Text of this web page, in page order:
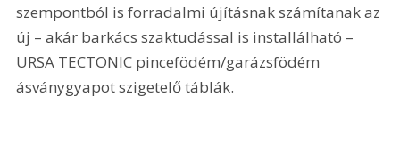
szempontból is forradalmi újításnak számítanak az
új – akár barkács szaktudással is installálható –
URSA TECTONIC pincefödém/garázsfödém
ásványgyapot szigetelő táblák.